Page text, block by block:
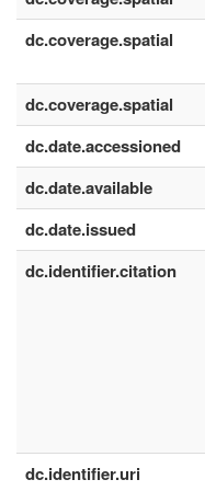
dc.coverage.spatial
dc.coverage.spatial
dc.date.accessioned
dc.date.available
dc.date.issued
dc.identifier.citation
dc.identifier.uri